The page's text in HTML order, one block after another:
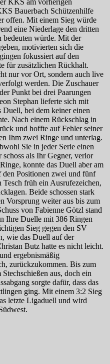
Bauerbach Schützenhilfe
offen. Mit einem Sieg würde
eine Niederlage den dritten
bedeuten würde. Mit der
motivierten sich die
fokussiert auf den
für zusätzlichen Rückhalt.
nur vor Ort, sondern auch live
werden. Die Zuschauer
Punkt bei drei Paarungen
Stephan lieferte sich mit
Duell, bei dem keiner einen
Nach einem Rückschlag in
und hoffte auf Fehler seiner
Ihm zwei Ringe und unterlag.
Sie in jeder Serie einen
als Ihr Gegner, verlor
konnte das Duell aber am
Positionen zwei und fünf
früh ein Ausrufezeichen,
Beide schossen stark
Vorsprung weiter aus bis zum
von Fabienne Götzl stand
Ihre Duelle mit 386 Ringen
Sieg gegen den SV
wie das Duell auf der
Butz hatte es nicht leicht.
ergebnismäßig
zurückzukommen. Bis zum
aus, doch ein
sorgte dafür, dass das
ging. Mit einem 3:2 Sieg
letzte Ligaduell und wird